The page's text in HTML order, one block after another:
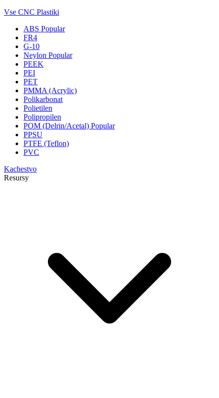
Vse CNC Plastiki
ABS Popular
FR4
G-10
Neylon Popular
PEEK
PEI
PET
PMMA (Acrylic)
Polikarbonat
Polietilen
Polipropilen
POM (Delrin/Acetal) Popular
PPSU
PTFE (Teflon)
PVC
Kachestvo
Resursy